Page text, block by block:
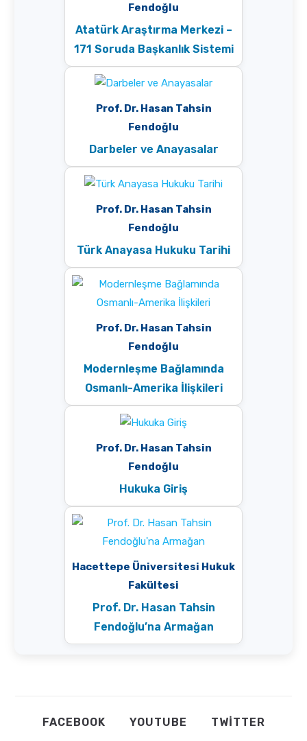
Fendoğlu
Atatürk Araştırma Merkezi –
171 Soruda Başkanlık Sistemi
Prof. Dr. Hasan Tahsin
Fendoğlu
Darbeler ve Anayasalar
Prof. Dr. Hasan Tahsin
Fendoğlu
Türk Anayasa Hukuku Tarihi
Prof. Dr. Hasan Tahsin
Fendoğlu
Modernleşme Bağlamında
Osmanlı-Amerika İlişkileri
Prof. Dr. Hasan Tahsin
Fendoğlu
Hukuka Giriş
Hacettepe Üniversitesi Hukuk
Fakültesi
Prof. Dr. Hasan Tahsin
Fendoğlu’na Armağan
FACEBOOK YOUTUBE TWITTER